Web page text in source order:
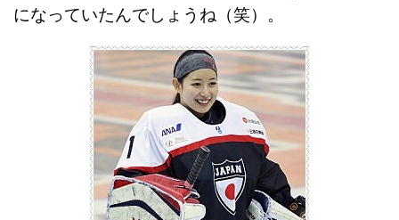
になっていたんでしょうね（笑）。